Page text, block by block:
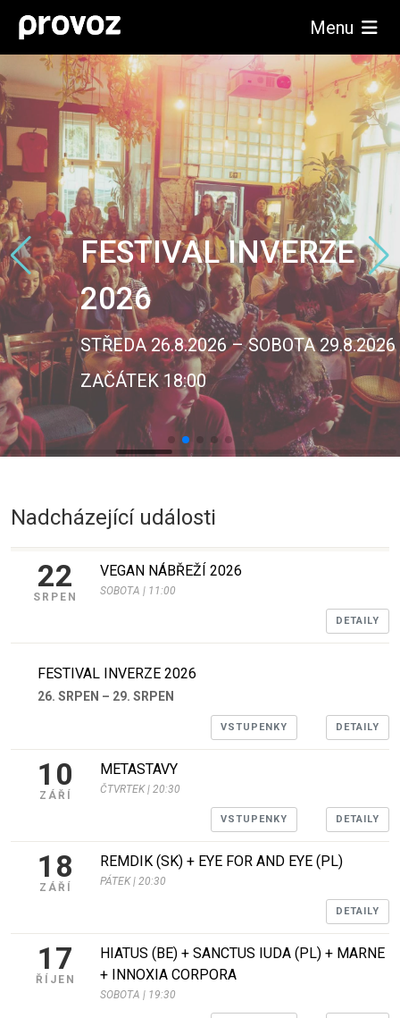
Menu
INVERZE
– SOBOTA 29.8.2026
ČTVRTEK
ZAČÁTEK
Nadcházející události
22
SRPEN
VEGAN NÁBŘEŽÍ 2026
SOBOTA | 11:00
DETAILY
FESTIVAL INVERZE 2026
26. SRPEN – 29. SRPEN
VSTUPENKY DETAILY
10
ZÁŘÍ
METASTAVY
ČTVRTEK | 20:30
VSTUPENKY DETAILY
18
ZÁŘÍ
REMDIK (SK) + EYE FOR AND EYE (PL)
PÁTEK | 20:30
DETAILY
17
ŘÍJEN
HIATUS (BE) + SANCTUS IUDA (PL) + MARNE
+ INNOXIA CORPORA
SOBOTA | 19:30